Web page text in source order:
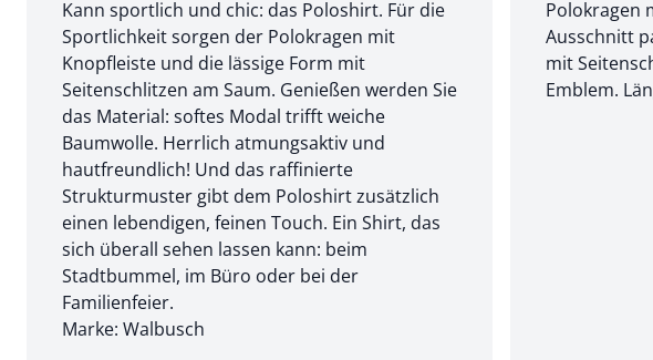
Kann sportlich und chic: das Poloshirt. Für die
Sportlichkeit sorgen der Polokragen mit
Knopfleiste und die lässige Form mit
Seitenschlitzen am Saum. Genießen werden Sie
das Material: softes Modal trifft weiche
Baumwolle. Herrlich atmungsaktiv und
hautfreundlich! Und das raffinierte
Strukturmuster gibt dem Poloshirt zusätzlich
einen lebendigen, feinen Touch. Ein Shirt, das
sich überall sehen lassen kann: beim
Stadtbummel, im Büro oder bei der
Familienfeier.
Marke: Walbusch
Polokragen
Ausschnitt
mit
Emblem.